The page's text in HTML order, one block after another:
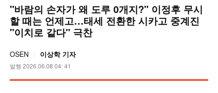
"바람의 손자가 왜 도루 0개지?" 이정후 무시
할 때는 언제고…태세 전환한 시카고 중계진
"이치로 같다" 극찬
OSEN 이상학 기자
발행 2026.06.08 04: 41